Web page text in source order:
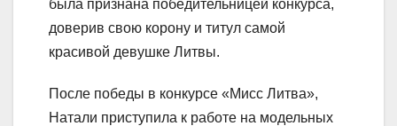
была признана победительницей конкурса,
доверив свою корону и титул самой
красивой девушке Литвы.
После победы в конкурсе «Мисс Литва»,
Натали приступила к работе на модельных